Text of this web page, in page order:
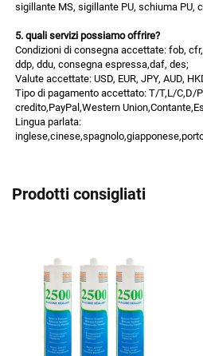
sigillante MS, sigillante PU, schiuma PU,
5. quali servizi possiamo offrire?
Condizioni di consegna accettate: fob,
ddp, ddu, consegna espressa,daf, des;
Valute accettate: USD, EUR, JPY, AUD,
Tipo di pagamento accettato: T/T,L/C,D/
credito,PayPal,Western
Lingua parlata:
Prodotti consigliati